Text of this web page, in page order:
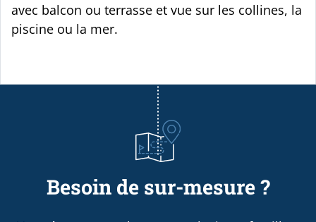
avec balcon ou terrasse et vue sur les collines, la
piscine ou la mer.
Besoin de sur-mesure ?